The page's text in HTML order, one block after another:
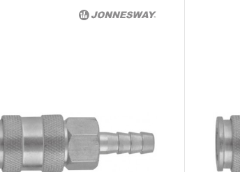
с начала
дате продажи,
инструмента или
изделия. В отдельных